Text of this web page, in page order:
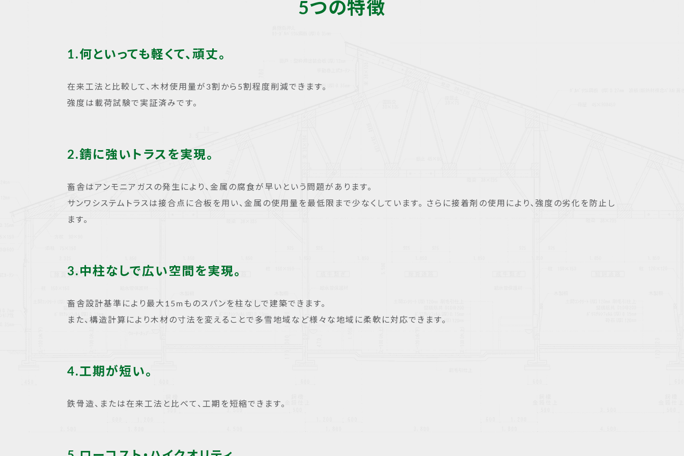
5つの特徴
1.何といっても軽くて、頑丈。
在来工法と比較して、木材使用量が3割から5割程度削減できます。
強度は載荷試験で実証済みです。
2.錆に強いトラスを実現。
畜舎はアンモニアガスの発生により、金属の腐食が早いという問題があります。
サンワシステムトラスは接合点に合板を用い、金属の使用量を最低限まで少なくしています。 さらに接着剤の使用により、強度の劣化を防止し
ます。
3.中柱なしで広い空間を実現。
畜舎設計基準により最大15mものスパンを柱なしで建築できます。
また、構造計算により木材の寸法を変えることで多雪地域など様々な地域に柔軟に対応できます。
4.工期が短い。
鉄骨造、または在来工法と比べて、工期を短縮できます。